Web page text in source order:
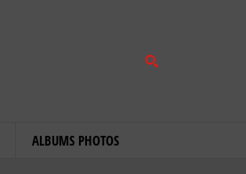
ALBUMS PHOTOS